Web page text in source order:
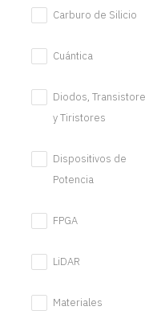
Carburo de Silicio
Cuántica
Diodos,
y Tiristores
Dispositivos de
Potencia
FPGA
LiDAR
Materiales